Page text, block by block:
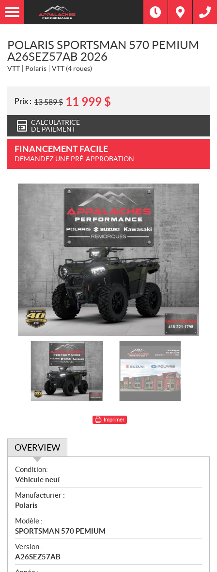
POLARIS SPORTSMAN 570 PEMIUM
A26SEZ57AB 2026
VTT Polaris VTT (4 roues)
Prix : 13 589$ 11 999 $
CALCULATRICE
DE PAIEMENT
FINANCEMENT FACILE
DEMANDEZ UNE PRÉ-APPROBATION
Imprimer
OVERVIEW
O
v
e
r
v
i
e
w
Condition:
Véhicule neuf
Manufacturier :
Polaris
Modèle :
SPORTSMAN 570 PEMIUM
Version :
A26SEZ57AB